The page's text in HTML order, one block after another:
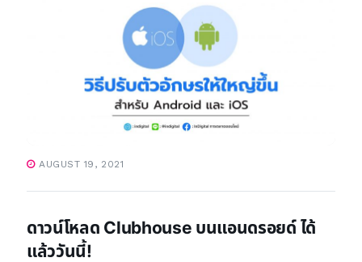
AUGUST 19, 2021
ดาวน์โหลด Clubhouse บนแอนดรอยด์ ได้
แล้ววันนี้!